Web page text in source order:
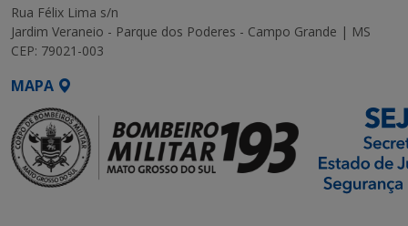
Rua Félix Lima s/n
Jardim Veraneio - Parque dos Poderes - Campo Grande | MS
CEP: 79021-003
MAPA